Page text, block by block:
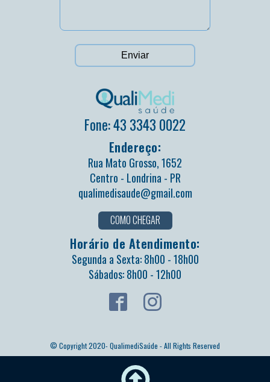
Fone: 43 3343 0022
Endereço:
Rua Mato Grosso, 1652
Centro - Londrina - PR
qualimedisaude@gmail.com
COMO CHEGAR
Horário de Atendimento:
Segunda a Sexta: 8h00 - 18h00
Sábados: 8h00 - 12h00
© Copyright 2020- QualimediSaúde - All Rights Reserved